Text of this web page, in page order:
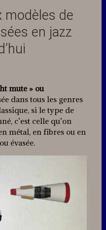
modèles de
en jazz
mute » ou
dans tous les genres
si le type de
c’est celle qu’on
métal, en fibres ou en
évasée.